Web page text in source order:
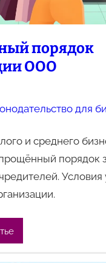
порядок
ООО
для
и среднего
порядок